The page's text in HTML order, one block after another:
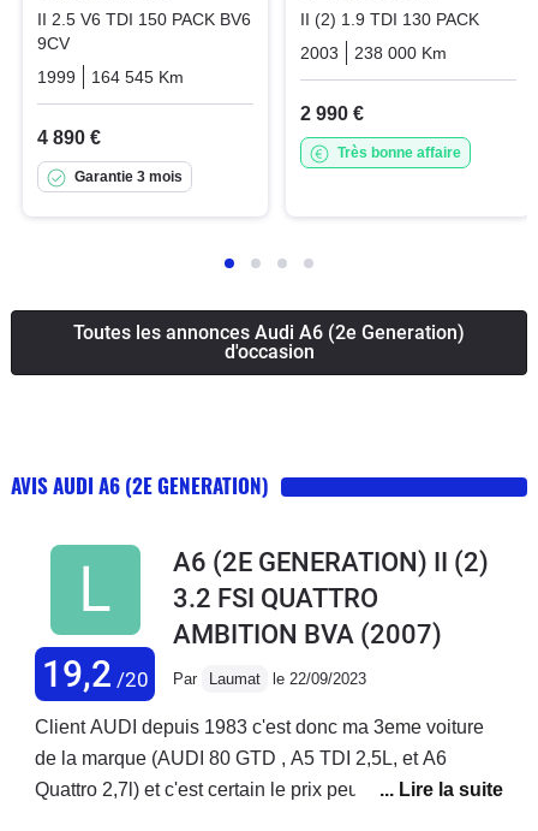
II 2.5 V6 TDI 150 PACK BV6
9CV
1999
164 545 Km Diesel
4 890 €
Garantie 3 mois
II (2) 1.9 TDI 130 PACK
2003
238 000 Km
2 990 €
Très bonne affaire
Toutes les annonces Audi A6 (2e Generation)
d'occasion
AVIS AUDI A6 (2E GENERATION)
19,2 /20
A6 (2E GENERATION) II (2)
3.2 FSI QUATTRO
AMBITION BVA (2007)
Par Laumat le 22/09/2023
Client AUDI depuis 1983 c'est donc ma 3eme voiture
de la marque (AUDI 80 GTD , A5 TDI 2,5L, et A6
Quattro 2,7l) et c'est certain le prix peut en rebuter plus